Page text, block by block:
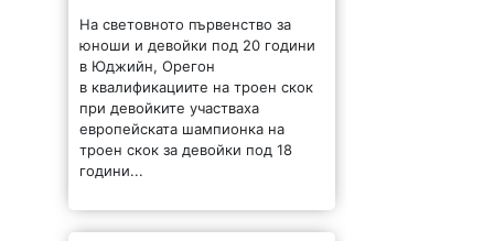
На световното първенство за
юноши и девойки под 20 години
в Юджийн, Орегон
в квалификациите на троен скок
при девойките участваха
европейската шампионка на
троен скок за девойки под 18
години...